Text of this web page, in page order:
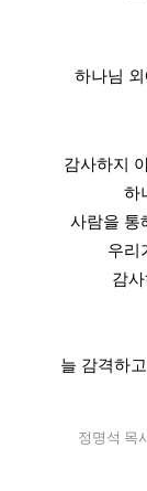
하나님
감사하지
하
사람을 통
우리
감
늘 감격하
정명석 목